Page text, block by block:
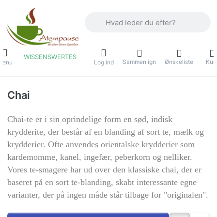
WISSENSWERTES
Log ind Sammenlign Ønskeliste
Chai
Chai-te er i sin oprindelige form en sød, indisk
krydderite, der består af en blanding af sort te, mælk og
krydderier. Ofte anvendes orientalske krydderier som
kardemomme, kanel, ingefær, peberkorn og nelliker.
Vores te-smagere har ud over den klassiske chai, der er
baseret på en sort te-blanding, skabt interessante egne
varianter, der på ingen måde står tilbage for "originalen".